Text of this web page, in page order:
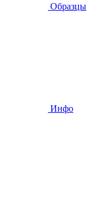
Образцы
Инфо